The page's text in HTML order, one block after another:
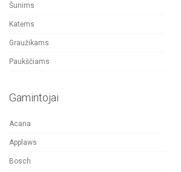
Šunims
Katėms
Graužikams
Paukščiams
Gamintojai
Acana
Applaws
Bosch